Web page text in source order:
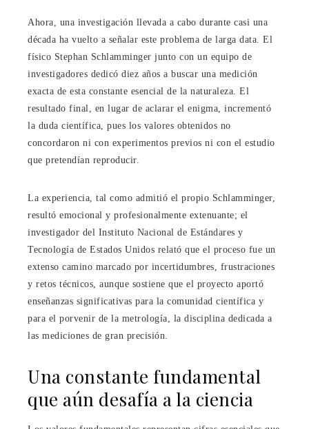
Ahora, una investigación llevada a cabo durante casi una
década ha vuelto a señalar este problema de larga data. El
físico Stephan Schlamminger junto con un equipo de
investigadores dedicó diez años a buscar una medición
exacta de esta constante esencial de la naturaleza. El
resultado final, en lugar de aclarar el enigma, incrementó
la duda científica, pues los valores obtenidos no
concordaron ni con experimentos previos ni con el estudio
que pretendían reproducir.
La experiencia, tal como admitió el propio Schlamminger,
resultó emocional y profesionalmente extenuante; el
investigador del Instituto Nacional de Estándares y
Tecnología de Estados Unidos relató que el proceso fue un
extenso camino marcado por incertidumbres, frustraciones
y retos técnicos, aunque sostiene que el proyecto aportó
enseñanzas significativas para la comunidad científica y
para el porvenir de la metrología, la disciplina dedicada a
las mediciones de gran precisión.
Una constante fundamental
que aún desafía a la ciencia